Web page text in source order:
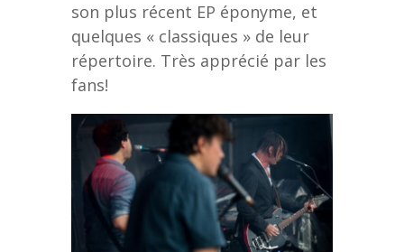
son plus récent EP éponyme, et
quelques « classiques » de leur
répertoire. Très apprécié par les
fans!